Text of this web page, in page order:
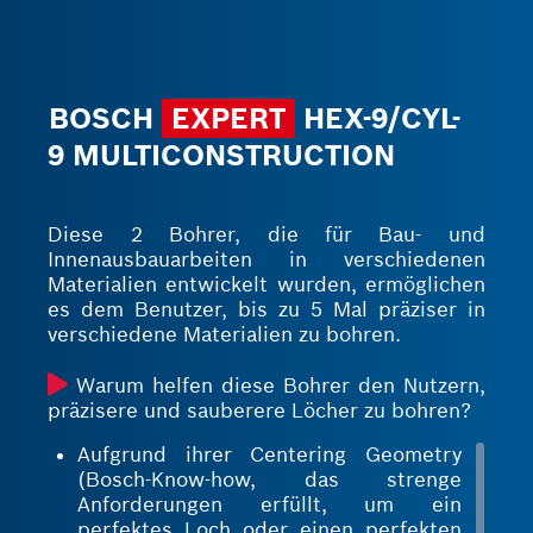
BOSCH EXPERT HEX-9/CYL-
9 MULTICONSTRUCTION
Diese 2 Bohrer, die für Bau- und
Innenausbauarbeiten in verschiedenen
Materialien entwickelt wurden, ermöglichen
es dem Benutzer, bis zu 5 Mal präziser in
verschiedene Materialien zu bohren.
Warum helfen diese Bohrer den Nutzern,
präzisere und sauberere Löcher zu bohren?
Aufgrund ihrer Centering Geometry
(Bosch-Know-how, das strenge
Anforderungen erfüllt, um ein